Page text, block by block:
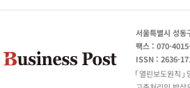
서울특별시 성
팩스 : 070-
ISSN : 2636-
열린보도원칙